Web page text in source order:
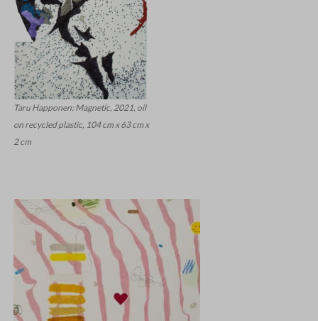
Taru Happonen: Magnetic, 2021, oil
on recycled plastic, 104 cm x 63 cm x
2 cm